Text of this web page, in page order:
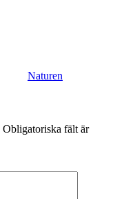
Naturen
Obligatoriska fält är